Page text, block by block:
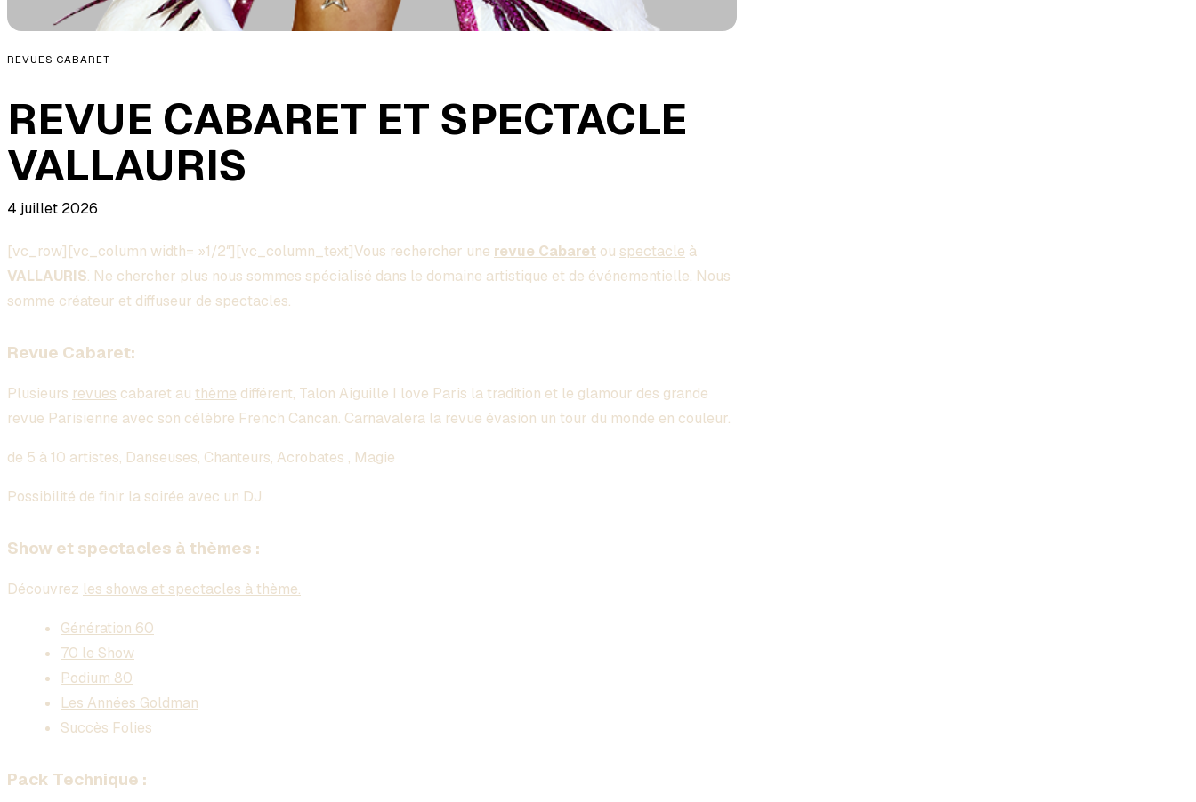
REVUES CABARET
REVUE CABARET ET SPECTACLE
VALLAURIS
4 juillet 2026
[vc_row][vc_column width= »1/2″][vc_column_text]Vous rechercher une revue Cabaret ou spectacle à
VALLAURIS. Ne chercher plus nous sommes spécialisé dans le domaine artistique et de événementielle. Nous
somme créateur et diffuseur de spectacles.
Revue Cabaret:
Plusieurs revues cabaret au thème différent, Talon Aiguille I love Paris la tradition et le glamour des grande
revue Parisienne avec son célèbre French Cancan. Carnavalera la revue évasion un tour du monde en couleur.
de 5 à 10 artistes, Danseuses, Chanteurs, Acrobates , Magie
Possibilité de finir la soirée avec un DJ.
Show et spectacles à thèmes :
Découvrez les shows et spectacles à thème.
Génération 60
70 le Show
Podium 80
Les Années Goldman
Succès Folies
Pack Technique :